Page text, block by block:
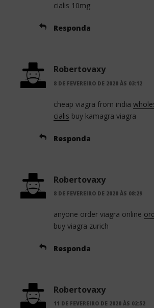
cialis 10mg
Responda
Robertovaxy
8 DE FEVEREIRO DE 2020 ÀS 03:12
cheap viagra from india
cialis buy kamagra viagra
Responda
Robertovaxy
8 DE FEVEREIRO DE 2020 ÀS 08:29
anyone order viagra online
buy viagra zurich
Responda
Robertovaxy
11 DE FEVEREIRO DE 2020 ÀS 02:52